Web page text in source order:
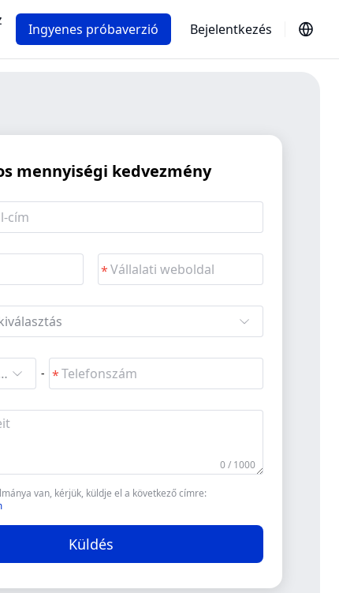
Ingyenes próbaverzió Bejelentkezés
mennyiségi kedvezmény
kiválasztás -
0 / 1000
van, kérjük, küldje el a következő címre:
Küldés